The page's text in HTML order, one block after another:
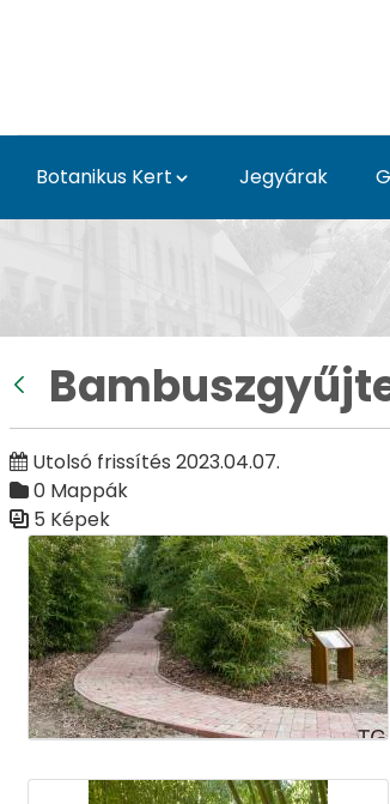
Botanikus Kert Jegyárak
Utolsó frissítés 2023.04.07.
0 Mappák
5 Képek
Médiatár